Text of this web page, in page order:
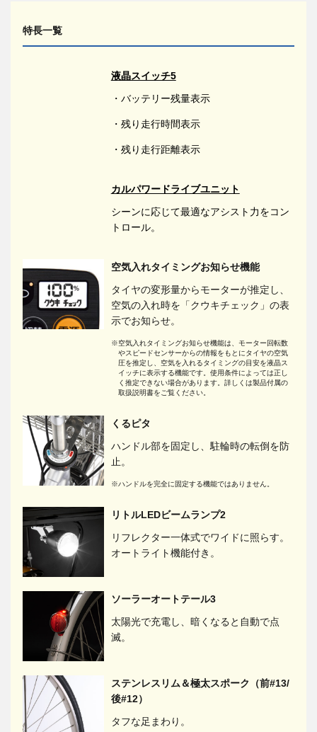
特長一覧
液晶スイッチ5
・バッテリー残量表示
・残り走行時間表示
・残り走行距離表示
カルパワードライブユニット
シーンに応じて最適なアシスト力をコン
トロール。
空気入れタイミングお知らせ機能
タイヤの変形量からモーターが推定し、
空気の入れ時を「クウキチェック」の表
示でお知らせ。
※空気入れタイミングお知らせ機能は、モーター回転数
やスピードセンサーからの情報をもとにタイヤの空気
圧を推定し、空気を入れるタイミングの目安を液晶ス
イッチに表示する機能です。使用条件によっては正し
く推定できない場合があります。詳しくは製品付属の
取扱説明書をご覧ください。
くるピタ
ハンドル部を固定し、駐輪時の転倒を防
止。
※ハンドルを完全に固定する機能ではありません。
リトルLEDビームランプ2
リフレクター一体式でワイドに照らす。
オートライト機能付き。
ソーラーオートテール3
太陽光で充電し、暗くなると自動で点
滅。
ステンレスリム＆極太スポーク（前#13/
後#12）
タフな足まわり。